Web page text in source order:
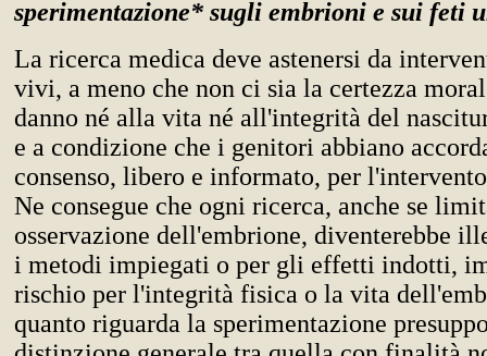
sperimentazione* sugli embrioni e sui feti
La ricerca medica deve astenersi da
vivi, a meno che non ci sia la certezza
danno né alla vita né all'integrità del
e a condizione che i genitori abbiano
consenso, libero e informato, per
Ne consegue che ogni ricerca, anche se
osservazione dell'embrione, diventerebbe
i metodi impiegati o per gli effetti indotti,
rischio per l'integrità fisica o la vita
quanto riguarda la sperimentazione